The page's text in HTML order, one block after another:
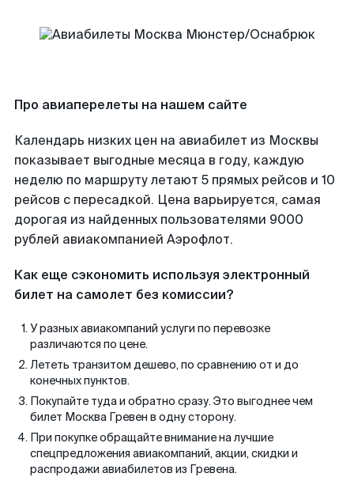
Про авиаперелеты на нашем сайте
Календарь низких цен на авиабилет из Москвы
показывает выгодные месяца в году, каждую
неделю по маршруту летают 5 прямых рейсов и 10
рейсов с пересадкой. Цена варьируется, самая
дорогая из найденных пользователями 9000
рублей авиакомпанией Аэрофлот.
Как еще сэкономить используя электронный
билет на самолет без комиссии?
У разных авиакомпаний услуги по перевозке
различаются по цене.
Лететь транзитом дешево, по сравнению от и до
конечных пунктов.
Покупайте туда и обратно сразу. Это выгоднее чем
билет Москва Гревен в одну сторону.
При покупке обращайте внимание на лучшие
спецпредложения авиакомпаний, акции, скидки и
распродажи авиабилетов из Гревена.